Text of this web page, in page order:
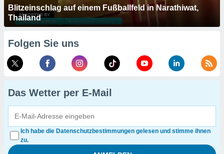
Blitzeinschlag auf einem Fußballfeld in Narathiwat,
Thailand
Folgen Sie uns
Das Wetter per E-Mail
Ich habe die Datenschutzbestimmungen gelesen und stimme ihnen
zu.